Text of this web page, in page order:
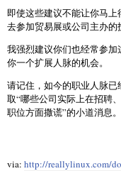
即使这些建议不能让你马
去参加贸易展或公司主办的
我强烈建议你们也经常参
你一个扩展人脉的机会。
请记住，如今的职业人脉
取“哪些公司实际上在招聘
职位方面撒谎”的小道消息。
via: http://reallylinux.com/